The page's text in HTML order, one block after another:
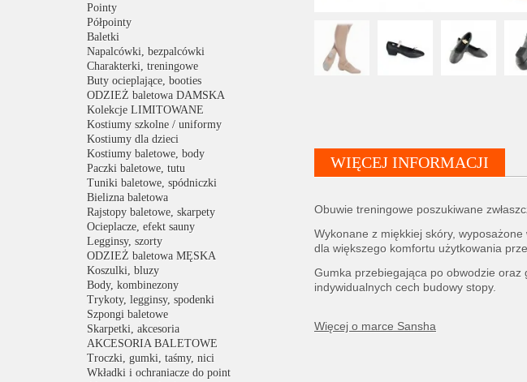
Pointy
Półpointy
Baletki
Napalcówki, bezpalcówki
Charakterki, treningowe
Buty ocieplające, booties
ODZIEŻ baletowa DAMSKA
Kolekcje LIMITOWANE
Kostiumy szkolne / uniformy
Kostiumy dla dzieci
Kostiumy baletowe, body
Paczki baletowe, tutu
Tuniki baletowe, spódniczki
Bielizna baletowa
Rajstopy baletowe, skarpety
Ocieplacze, efekt sauny
Legginsy, szorty
ODZIEŻ baletowa MĘSKA
Koszulki, bluzy
Body, kombinezony
Trykoty, legginsy, spodenki
Szpongi baletowe
Skarpetki, akcesoria
AKCESORIA BALETOWE
Troczki, gumki, taśmy, nici
Wkładki i ochraniacze do point
WIĘCEJ INFORMACJI
Obuwie treningowe poszukiwane
Wykonane z miękkiej skóry,
dla większego komfortu użytkowania
Gumka przebiegająca po obwodzie
indywidualnych cech budowy stopy.
Więcej o marce Sansha